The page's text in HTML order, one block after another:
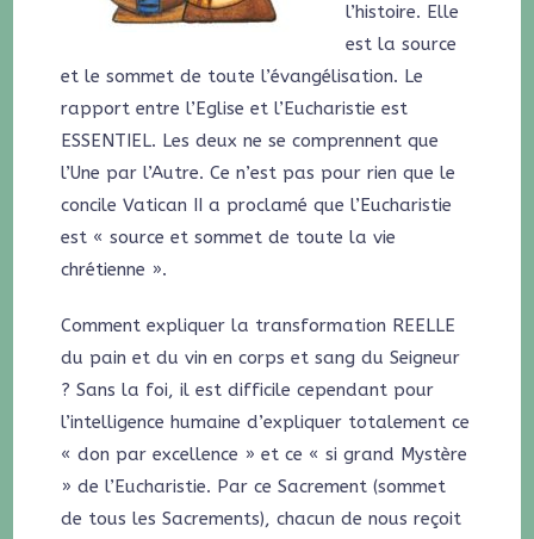
l’histoire. Elle
est la source
et le sommet de toute l’évangélisation. Le
rapport entre l’Eglise et l’Eucharistie est
ESSENTIEL. Les deux ne se comprennent que
l’Une par l’Autre. Ce n’est pas pour rien que le
concile Vatican II a proclamé que l’Eucharistie
est « source et sommet de toute la vie
chrétienne ».
Comment expliquer la transformation REELLE
du pain et du vin en corps et sang du Seigneur
? Sans la foi, il est difficile cependant pour
l’intelligence humaine d’expliquer totalement ce
« don par excellence » et ce « si grand Mystère
» de l’Eucharistie. Par ce Sacrement (sommet
de tous les Sacrements), chacun de nous reçoit